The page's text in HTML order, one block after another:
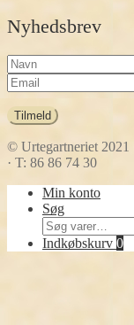
Nyhedsbrev
Tilmeld
© Urtegartneriet 2021
· T: 86 86 74 30
Min konto
Søg
Søg
efter:
Indkøbskurv 0